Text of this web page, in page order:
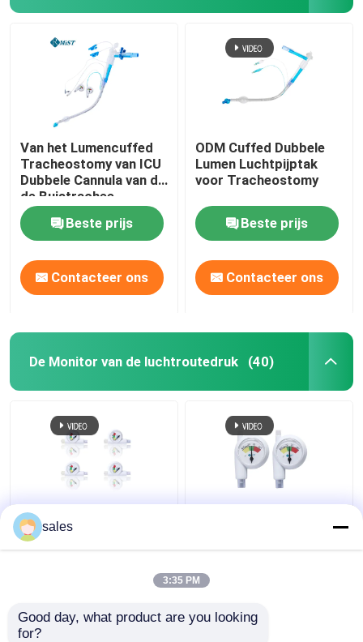
Van het Lumencuffed
Tracheostomy van ICU
Dubbele Cannula van de
de Buistrachee
Beste prijs
Contacteer ons
ODM Cuffed Dubbele
Lumen Luchtpijptak
voor Tracheostomy
Beste prijs
Contacteer ons
De Monitor van de luchtroutedruk (40)
Van de de
Luchtroutedruk van
sales
3:35 PM
Good day, what product are you looking
for?